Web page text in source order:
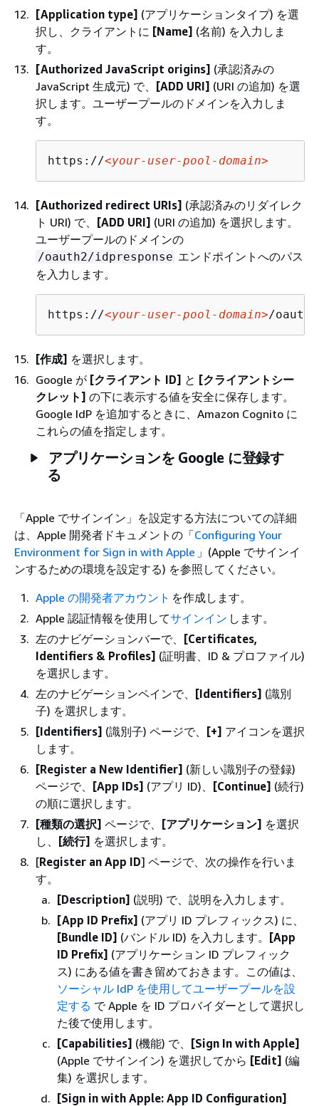
[Application type] (アプリケーションタイプ) を選
択し、クライアントに [Name] (名前) を入力しま
す。
[Authorized JavaScript origins] (承認済みの
JavaScript 生成元) で、 [ADD URI] (URI の追加) を選
択します。ユーザープールのドメインを入力しま
す。
https://<your-user-pool-domain>
[Authorized redirect URIs] (承認済みのリダイレク
ト URI) で、 [ADD URI] (URI の追加) を選択します。
ユーザープールのドメインの
/oauth2/idpresponse エンドポイントへのパス
を入力します。
https://<your-user-pool-domain>/
[作成] を選択します。
Google が [クライアント ID] と [クライアントシー
クレット] の下に表示する値を安全に保存します。
Google IdP を追加するときに、Amazon Cognito に
これらの値を指定します。
アプリケーションを Google に登録す
る
「Apple でサインイン」を設定する方法についての詳細
は、Apple 開発者ドキュメントの「Configuring Your
Environment for Sign in with Apple 」(Apple でサインイ
ンするための環境を設定する) を参照してください。
Apple の開発者アカウント を作成します。
Apple 認証情報を使用してサインイン します。
左のナビゲーションバーで、 [Certificates,
Identifiers & Profiles] (証明書、ID & プロファイル)
を選択します。
左のナビゲーションペインで、 [Identifiers] (識別
子) を選択します。
[Identifiers] (識別子) ページで、 [+] アイコンを選択
します。
[Register a New Identifier] (新しい識別子の登録)
ページで、 [App IDs] (アプリ ID)、 [Continue] (続行)
の順に選択します。
[種類の選択] ページで、 [アプリケーション] を選択
し、 [続行] を選択します。
[Register an App ID] ページで、次の操作を行いま
す。
[Description] (説明) で、説明を入力します。
[App ID Prefix] (アプリ ID プレフィックス) に、
[Bundle ID] (バンドル ID) を入力します。 [App
ID Prefix] (アプリケーション ID プレフィック
ス) にある値を書き留めておきます。この値は、
ソーシャル IdP を使用してユーザープールを設
定する で Apple を ID プロバイダーとして選択し
た後で使用します。
[Capabilities] (機能) で、 [Sign In with Apple]
(Apple でサインイン) を選択してから [Edit] (編
集) を選択します。
[Sign in with Apple: App ID Configuration]